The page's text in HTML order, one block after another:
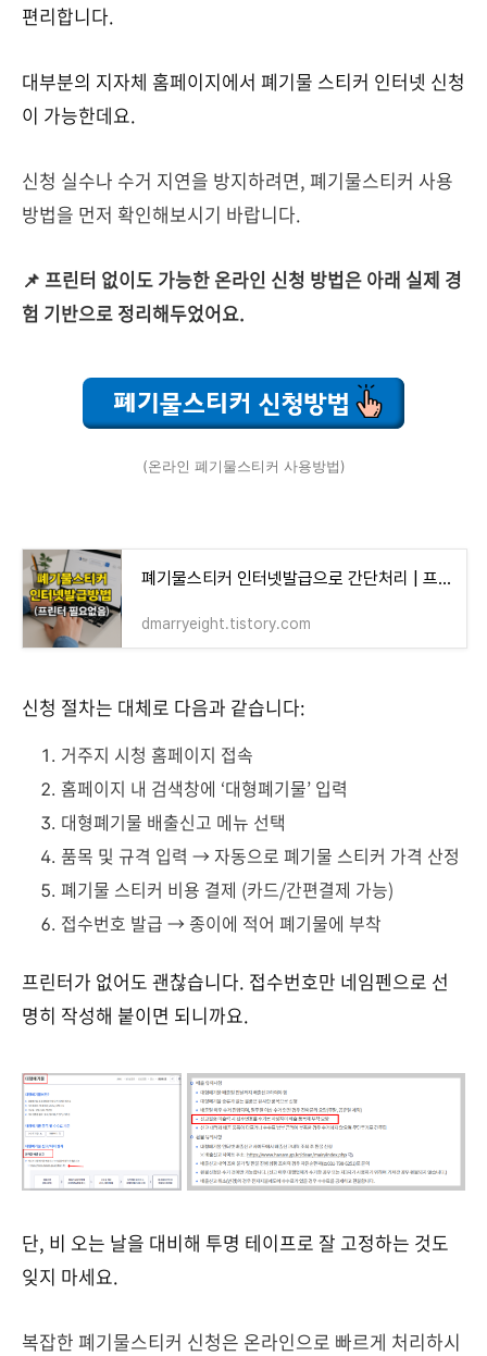
편리합니다.
대부분의 지자체 홈페이지에서 폐기물 스티커 인터넷 신청
이 가능한데요.
신청 실수나 수거 지연을 방지하려면, 폐기물스티커 사용
방법을 먼저 확인해보시기 바랍니다.
📌 프린터 없이도 가능한 온라인 신청 방법은 아래 실제 경
험 기반으로 정리해두었어요.
(온라인 폐기물스티커 사용방법)
폐기물스티커 인터넷발급으로 간단처리 | 프린터 없이도 가능! (ft.폐기물 스티커 파는곳)
dmarryeight.tistory.com
신청 절차는 대체로 다음과 같습니다:
거주지 시청 홈페이지 접속
홈페이지 내 검색창에 ‘대형폐기물’ 입력
대형폐기물 배출신고 메뉴 선택
품목 및 규격 입력 → 자동으로 폐기물 스티커 가격 산정
폐기물 스티커 비용 결제 (카드/간편결제 가능)
접수번호 발급 → 종이에 적어 폐기물에 부착
프린터가 없어도 괜찮습니다. 접수번호만 네임펜으로 선
명히 작성해 붙이면 되니까요.
단, 비 오는 날을 대비해 투명 테이프로 잘 고정하는 것도
잊지 마세요.
복잡한 폐기물스티커 신청은 온라인으로 빠르게 처리하시